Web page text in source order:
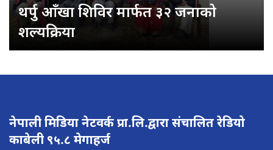
थर्पु आँखा शिविर मार्फत ३२ जनाको
शल्यक्रिया
नेपाली मिडिया नेटवर्क प्रा.लि.द्वारा संचालित रेडियो
काबेली ९५.८ मेगाहर्ज